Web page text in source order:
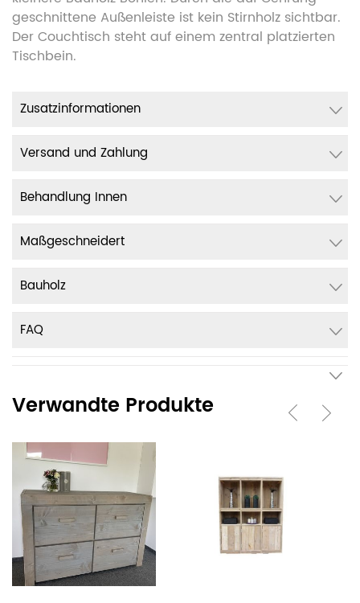
geschnittene Außenleiste ist kein Stirnholz sichtbar.
Der Couchtisch steht auf einem zentral platzierten
Tischbein.
Zusatzinformationen
Versand und Zahlung
Behandlung Innen
Maßgeschneidert
Bauholz
FAQ
Verwandte Produkte